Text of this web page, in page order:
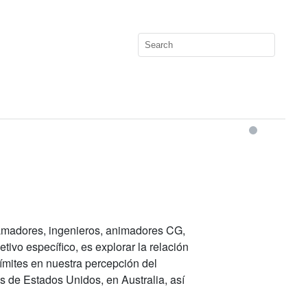
ingenieros, animadores CG,
específico, es explorar la relación
en nuestra percepción del
de Estados Unidos, en Australia, así